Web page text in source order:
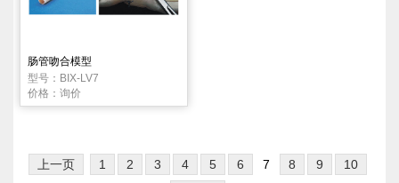
肠管吻合模型
型号：BIX-LV7
价格：询价
上一页 1 2 3 4 5 6 7 8 9
10